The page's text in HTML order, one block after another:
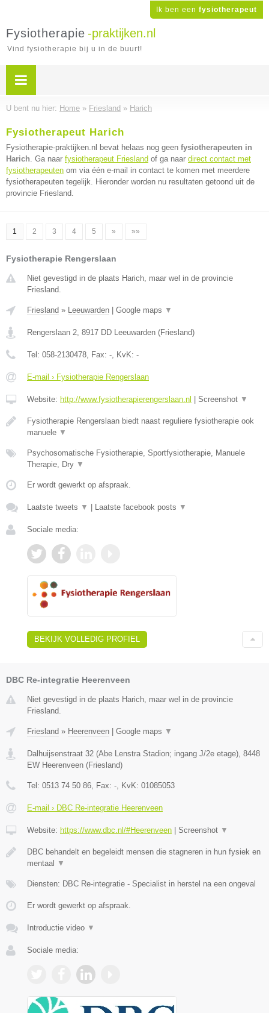
Ik ben een fysiotherapeut
Fysiotherapie -praktijken.nl
Vind fysiotherapie bij u in de buurt!
U bent nu hier: Home » Friesland » Harich
Fysiotherapeut Harich
Fysiotherapie-praktijken.nl bevat helaas nog geen fysiotherapeuten in
Harich. Ga naar fysiotherapeut Friesland of ga naar direct contact met
fysiotherapeuten om via één e-mail in contact te komen met meerdere
fysiotherapeuten tegelijk. Hieronder worden nu resultaten getoond uit de
provincie Friesland.
1 2 3 4 5 » »»
Fysiotherapie Rengerslaan
Niet gevestigd in de plaats Harich, maar wel in de provincie
Friesland.
Friesland » Leeuwarden Google maps ▼
Rengerslaan 2, 8917 DD Leeuwarden (Friesland)
Tel: 058-2130478, Fax: -, KvK: -
E-mail › Fysiotherapie Rengerslaan
Website: http://www.fysiotherapierengerslaan.nl Screenshot ▼
Fysiotherapie Rengerslaan biedt naast reguliere fysiotherapie ook
manuele ▼
Psychosomatische Fysiotherapie, Sportfysiotherapie, Manuele
Therapie, Dry ▼
Er wordt gewerkt op afspraak.
Laatste tweets ▼ Laatste facebook posts ▼
Sociale media:
BEKIJK VOLLEDIG PROFIEL
DBC Re-integratie Heerenveen
Niet gevestigd in de plaats Harich, maar wel in de provincie
Friesland.
Friesland » Heerenveen Google maps ▼
Dalhuijsenstraat 32 (Abe Lenstra Stadion; ingang J/2e etage), 8448
EW Heerenveen (Friesland)
Tel: 0513 74 50 86, Fax: -, KvK: 01085053
E-mail › DBC Re-integratie Heerenveen
Website: https://www.dbc.nl/#Heerenveen Screenshot ▼
DBC behandelt en begeleidt mensen die stagneren in hun fysiek en
mentaal
▼
Diensten: DBC Re-integratie - Specialist in herstel na een ongeval
Er wordt gewerkt op afspraak.
Introductie video ▼
Sociale media: